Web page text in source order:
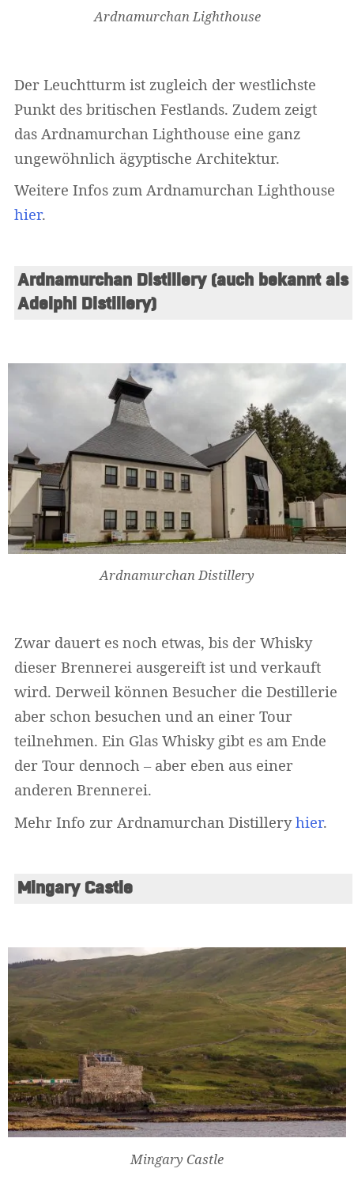
Ardnamurchan Lighthouse
Der Leuchtturm ist zugleich der westlichste
Punkt des britischen Festlands. Zudem zeigt
das Ardnamurchan Lighthouse eine ganz
ungewöhnlich ägyptische Architektur.
Weitere Infos zum Ardnamurchan Lighthouse
hier.
Ardnamurchan Distillery (auch bekannt als
Adelphi Distillery)
Ardnamurchan Distillery
Zwar dauert es noch etwas, bis der Whisky
dieser Brennerei ausgereift ist und verkauft
wird. Derweil können Besucher die Destillerie
aber schon besuchen und an einer Tour
teilnehmen. Ein Glas Whisky gibt es am Ende
der Tour dennoch – aber eben aus einer
anderen Brennerei.
Mehr Info zur Ardnamurchan Distilleryhier.
Mingary Castle
Mingary Castle
Widerrufsformular